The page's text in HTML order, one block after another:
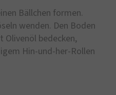
Bällchen formen.
wenden. Den Boden
Olivenöl bedecken,
Hin-und-her-Rollen